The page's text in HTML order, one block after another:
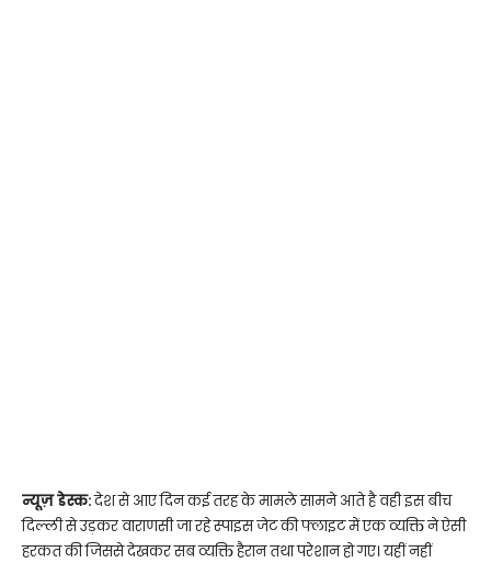
न्यूज़ डेस्क:देश से आए दिन कई तरह के मामले सामने आते है वही इस बीच
दिल्ली से उड़कर वाराणसी जा रहे स्पाइस जेट की फ्लाइट में एक व्यक्ति ने ऐसी
हरकत की जिससे देखकर सब व्यक्ति हैरान तथा परेशान हो गए। यहीं नहीं